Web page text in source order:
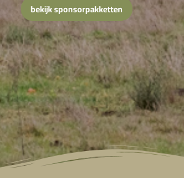
bekijk sponsorpakketten